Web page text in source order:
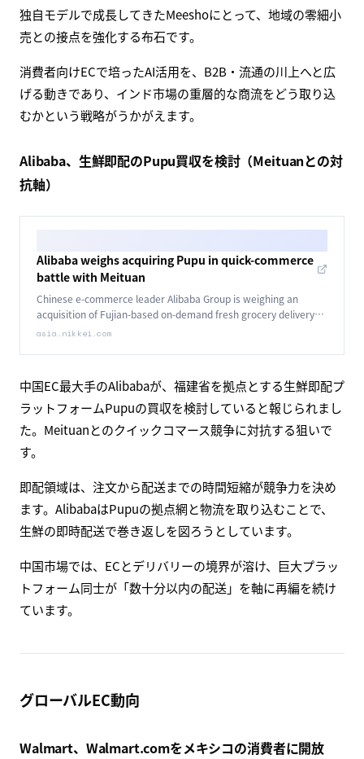
独自モデルで成長してきたMeeshoにとって、地域の零細小
売との接点を強化する布石です。
消費者向けECで培ったAI活用を、B2B・流通の川上へと広
げる動きであり、インド市場の重層的な商流をどう取り込
むかという戦略がうかがえます。
Alibaba、生鮮即配のPupu買収を検討（Meituanとの対
抗軸）
Alibaba weighs acquiring Pupu in quick-commerce
battle with Meituan
Chinese e-commerce leader Alibaba Group is weighing an
acquisition of Fujian-based on-demand fresh grocery delivery
platform Pupu.
asia.nikkei.com
中国EC最大手のAlibabaが、福建省を拠点とする生鮮即配プ
ラットフォームPupuの買収を検討していると報じられまし
た。Meituanとのクイックコマース競争に対抗する狙いで
す。
即配領域は、注文から配送までの時間短縮が競争力を決め
ます。AlibabaはPupuの拠点網と物流を取り込むことで、
生鮮の即時配送で巻き返しを図ろうとしています。
中国市場では、ECとデリバリーの境界が溶け、巨大プラッ
トフォーム同士が「数十分以内の配送」を軸に再編を続け
ています。
グローバルEC動向
Walmart、Walmart.comをメキシコの消費者に開放